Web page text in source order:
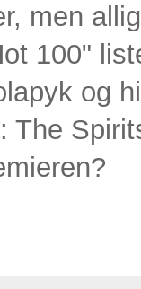
men
100"
og
The